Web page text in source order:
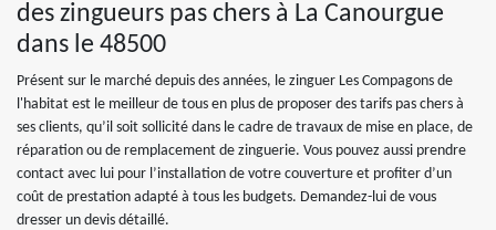
des zingueurs pas chers à La Canourgue
dans le 48500
Présent sur le marché depuis des années, le zinguer Les Compagons de
l'habitat est le meilleur de tous en plus de proposer des tarifs pas chers à
ses clients, qu’il soit sollicité dans le cadre de travaux de mise en place, de
réparation ou de remplacement de zinguerie. Vous pouvez aussi prendre
contact avec lui pour l’installation de votre couverture et profiter d’un
coût de prestation adapté à tous les budgets. Demandez-lui de vous
dresser un devis détaillé.